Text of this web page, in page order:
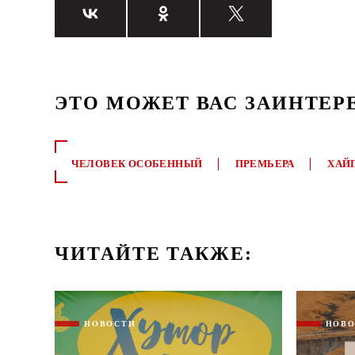
ЭТО МОЖЕТ ВАС
ЧЕЛОВЕК ОСОБЕННЫЙ ПРЕМЬЕРА
ЧИТАЙТЕ ТАКЖЕ:
НОВОСТИ